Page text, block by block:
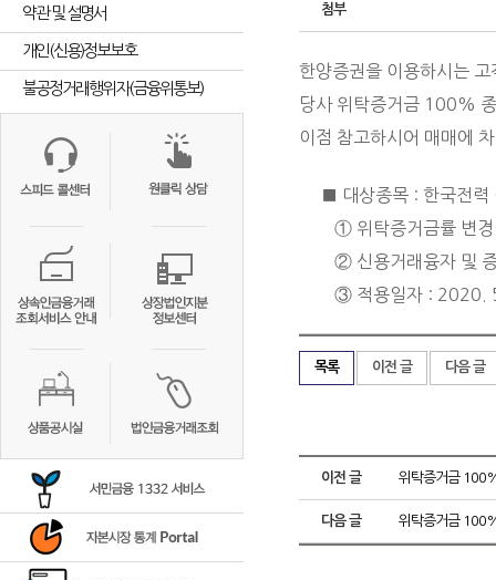
약관 및 설명서
개인(신용)정보보호
불공정거래행위자(금융위통보)
첨부
한양증권을 이용하시는
당사 위탁증거금 100%
이점 참고하시어 매매에
■ 대상종목 : 한국전
① 위탁증거금률 변
② 신용거래융자 및 증
③ 적용일자 : 2020.
목록 이전 글 다음 글
이전 글 위탁증거금
다음 글 위탁증거금